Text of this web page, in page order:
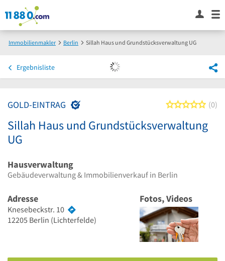
Immobilienmakler Berlin Sillah Haus und Grundstücksverwaltung UG
Ergebnisliste
GOLD-EINTRAG 00
Sillah Haus und Grundstücksverwaltung
UG
Hausverwaltung
Gebäudeverwaltung & Immobilienverkauf in Berlin
Adresse
Knesebeckstr. 10
12205 Berlin (Lichterfelde)
Fotos, Videos